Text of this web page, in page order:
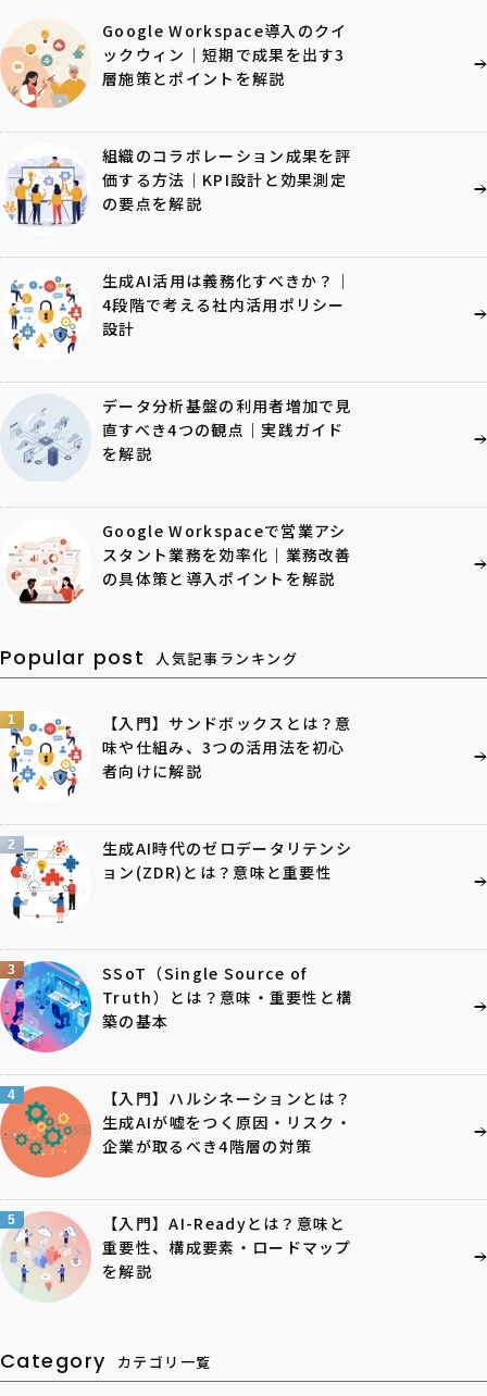
Google Workspace導入のクイ
ックウィン｜短期で成果を出す3
層施策とポイントを解説
組織のコラボレーション成果を評
価する方法｜KPI設計と効果測定
の要点を解説
生成AI活用は義務化すべきか？｜
4段階で考える社内活用ポリシー
設計
データ分析基盤の利用者増加で見
直すべき4つの観点｜実践ガイド
を解説
Google Workspaceで営業アシ
スタント業務を効率化｜業務改善
の具体策と導入ポイントを解説
Popular post 人気記事ランキング
1
【入門】サンドボックスとは？意
味や仕組み、3つの活用法を初心
者向けに解説
2
生成AI時代のゼロデータリテンシ
ョン(ZDR)とは？意味と重要性
3
SSoT（Single Source of
Truth）とは？意味・重要性と構
築の基本
4
【入門】ハルシネーションとは？
生成AIが嘘をつく原因・リスク・
企業が取るべき4階層の対策
5
【入門】AI-Readyとは？意味と
重要性、構成要素・ロードマップ
を解説
Category カテゴリ一覧